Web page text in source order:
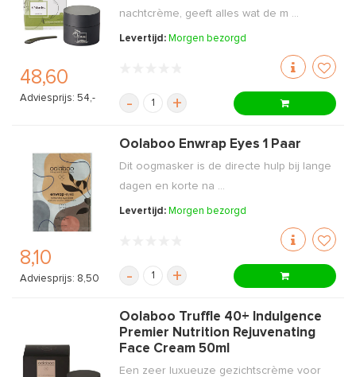
48,60
Adviesprijs: 54,-
nachtcrème, geeft alles wat de m ...
Levertijd: Morgen bezorgd
- +
8,10
Adviesprijs: 8,50
Oolaboo Enwrap Eyes 1 Paar
Dit oogmasker is de directe hulp bij lange
dagen en korte na ...
Levertijd: Morgen bezorgd
- +
Oolaboo Truffle 40+ Indulgence
Premier Nutrition Rejuvenating
Face Cream 50ml
Een zeer luxueuze gezichtscrème voor